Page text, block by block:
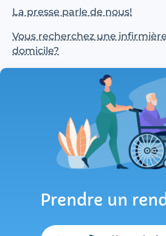
La presse parle de nous!
Vous recherchez une
domicile?
Prendre un